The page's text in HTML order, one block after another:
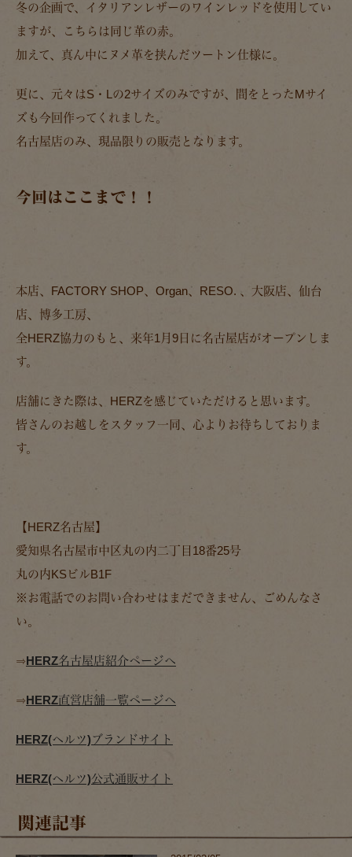
冬の企画で、イタリアンレザーのワインレッドを使用してい
ますが、こちらは同じ革の赤。
加えて、真ん中にヌメ革を挟んだツートン仕様に。
更に、元々はS・Lの2サイズのみですが、間をとったMサイ
ズも今回作ってくれました。
名古屋店のみ、現品限りの販売となります。
今回はここまで！！
本店、FACTORY SHOP、Organ、RESO. 、大阪店、仙台
店、博多工房、
全HERZ協力のもと、来年1月9日に名古屋店がオープンしま
す。
店舗にきた際は、HERZを感じていただけると思います。
皆さんのお越しをスタッフ一同、心よりお待ちしておりま
す。
【HERZ名古屋】
愛知県名古屋市中区丸の内二丁目18番25号
丸の内KSビルB1F
※お電話でのお問い合わせはまだできません、ごめんなさ
い。
⇒HERZ名古屋店紹介ページへ
⇒HERZ直営店舗一覧ページへ
HERZ(ヘルツ)ブランドサイト
HERZ(ヘルツ)公式通販サイト
関連記事